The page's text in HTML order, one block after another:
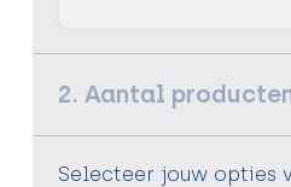
2. Aantal
Selecteer jouw opties